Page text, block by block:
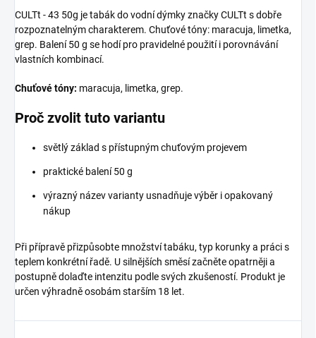
CULTt - 43 50g je tabák do vodní dýmky značky CULTt s dobře
rozpoznatelným charakterem. Chuťové tóny: maracuja, limetka,
grep. Balení 50 g se hodí pro pravidelné použití i porovnávání
vlastních kombinací.
Chuťové tóny: maracuja, limetka, grep.
Proč zvolit tuto variantu
světlý základ s přístupným chuťovým projevem
praktické balení 50 g
výrazný název varianty usnadňuje výběr i opakovaný
nákup
Při přípravě přizpůsobte množství tabáku, typ korunky a práci s
teplem konkrétní řadě. U silnějších směsí začněte opatrněji a
postupně dolaďte intenzitu podle svých zkušeností. Produkt je
určen výhradně osobám starším 18 let.